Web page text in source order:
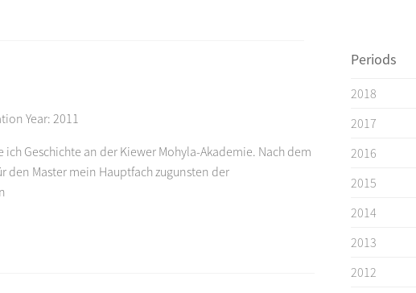
Year:2011
Geschichte an der Kiewer Mohyla-Akademie. Nach dem
den Master mein Hauptfach zugunsten der
Periods
2018
2017
2016
2015
2014
2013
2012